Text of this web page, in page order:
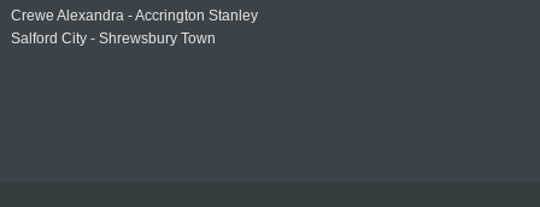
Crewe Alexandra - Accrington Stanley
Salford City - Shrewsbury Town